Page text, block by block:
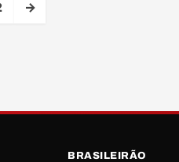
→
BRASILEIRÃO